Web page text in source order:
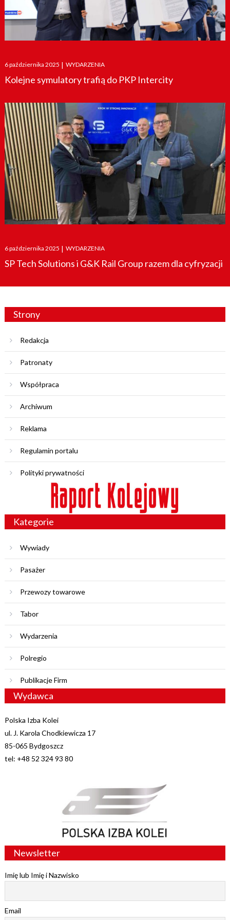
Posted
on
6 października 2025 | WYDARZENIA
Kolejne symulatory trafią do PKP Intercity
Posted
on
6 października 2025 | WYDARZENIA
SP Tech Solutions i G&K Rail Group razem dla cyfryzacji
Strony
Redakcja
Patronaty
Współpraca
Archiwum
Reklama
Regulamin portalu
Polityki prywatności
Kategorie
Wywiady
Pasażer
Przewozy towarowe
Tabor
Wydarzenia
Polregio
Publikacje Firm
Wydawca
Polska Izba Kolei
ul. J. Karola Chodkiewicza 17
85-065 Bydgoszcz
tel: +48 52 324 93 80
Newsletter
Imię lub Imię i Nazwisko
Email